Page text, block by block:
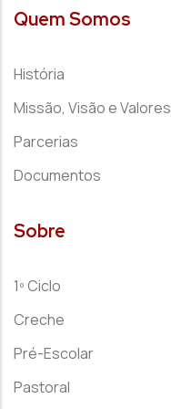
Quem Somos
História
Missão, Visão e Valores
Parcerias
Documentos
Sobre
1º Ciclo
Creche
Pré-Escolar
Pastoral